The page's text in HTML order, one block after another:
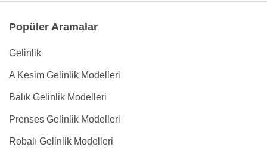
Popüler Aramalar
Gelinlik
A Kesim Gelinlik Modelleri
Balık Gelinlik Modelleri
Prenses Gelinlik Modelleri
Robalı Gelinlik Modelleri